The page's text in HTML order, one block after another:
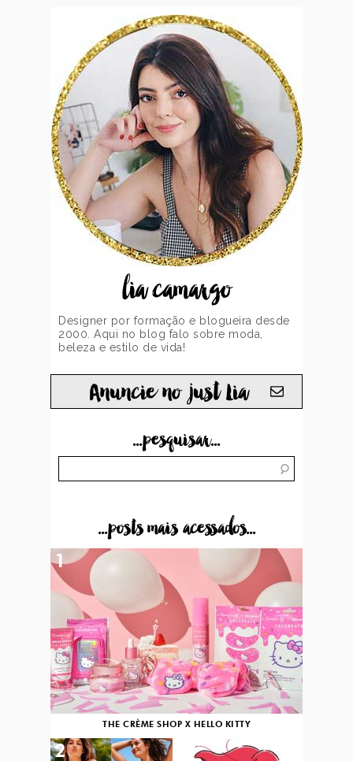
lia camargo
Designer por formação e blogueira desde
2000. Aqui no blog falo sobre moda,
beleza e estilo de vida!
Anuncie no just Lia
...pesquisar...
...posts mais acessados...
THE CRÈME SHOP X HELLO KITTY
1
2 3